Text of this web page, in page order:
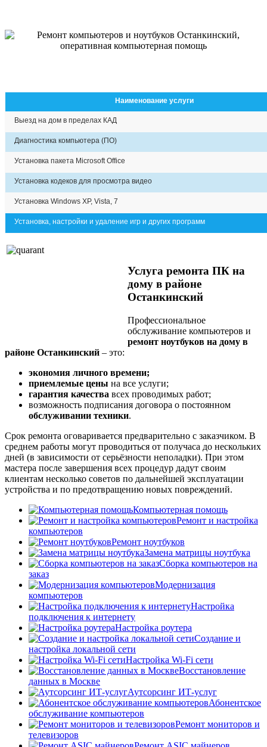
Наименование услуги
Выезд на дом в пределах КАД
Диагностика компьютера (ПО)
Установка пакета Microsoft Office
Установка кодеков для просмотра видео
Установка Windows XP, Vista, 7
Установка, настройки и удаление игр и других программ
Услуга ремонта ПК на
дому в районе
Останкинский
Профессиональное
обслуживание компьютеров и
ремонт ноутбуков на дому в
районе Останкинский – это:
экономия личного времени;
приемлемые цены на все услуги;
гарантия качества всех проводимых работ;
возможность подписания договора о постоянном
обслуживании техники.
Срок ремонта оговаривается предварительно с заказчиком. В
среднем работы могут проводиться от получаса до нескольких
дней (в зависимости от серьёзности неполадки). При этом
мастера после завершения всех процедур дадут своим
клиентам несколько советов по дальнейшей эксплуатации
устройства и по предотвращению новых повреждений.
Компьютерная помощь
Ремонт и настройка
компьютеров
Ремонт ноутбуков
Замена матрицы ноутбука
Сборка компьютеров на
заказ
Модернизация
компьютеров
Настройка
подключения к интернету
Настройка роутера
Создание и
настройка локальной сети
Настройка Wi-Fi сети
Восстановление
данных в Москве
Аутсорсинг ИТ-услуг
Абонентское
обслуживание компьютеров
Ремонт мониторов и
телевизоров